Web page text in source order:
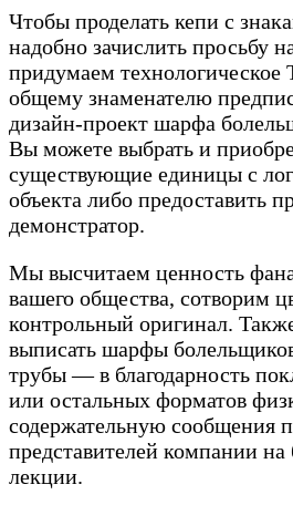
Чтобы проделать кепи с
надобно зачислить просьбу
придумаем технологическое
общему знаменателю
дизайн-проект шарфа
Вы можете выбрать и
существующие единицы с
объекта либо предоставить
демонстратор.
Мы высчитаем ценность
вашего общества, сотворим
контрольный оригинал.
выписать шарфы
трубы — в благодарность
или остальных форматов
содержательную сообщения
представителей компании на
лекции.